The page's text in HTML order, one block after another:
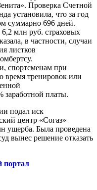
Проверка Счетной
установила, что за год
суммарно 696 дней.
млн руб. страховых
в частности, случаи
листков
спортсменам при
время тренировок или
заработной платы.
подал иск
центр «Согаз»
ущерба. Была проведена
вынес решение отказать
портал